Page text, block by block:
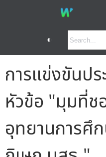
◐
การแข่งขันป
หัวข้อ "มุมที่
อุทยานการศึ